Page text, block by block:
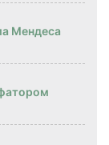
Мендеса